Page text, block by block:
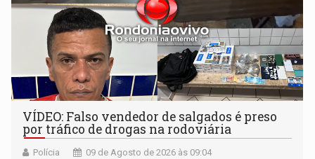
VÍDEO: Falso vendedor de salgados é preso
por tráfico de drogas na rodoviária
Polícia 09 de Agosto de 2026 às 09:04